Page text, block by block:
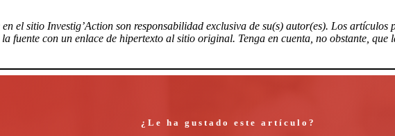
el sitio Investig’Action son responsabilidad exclusiva de su(s) autor(es). Los
fuente con un enlace de hipertexto al sitio original. Tenga en cuenta, no obstante,
¿Le ha gustado este artículo?